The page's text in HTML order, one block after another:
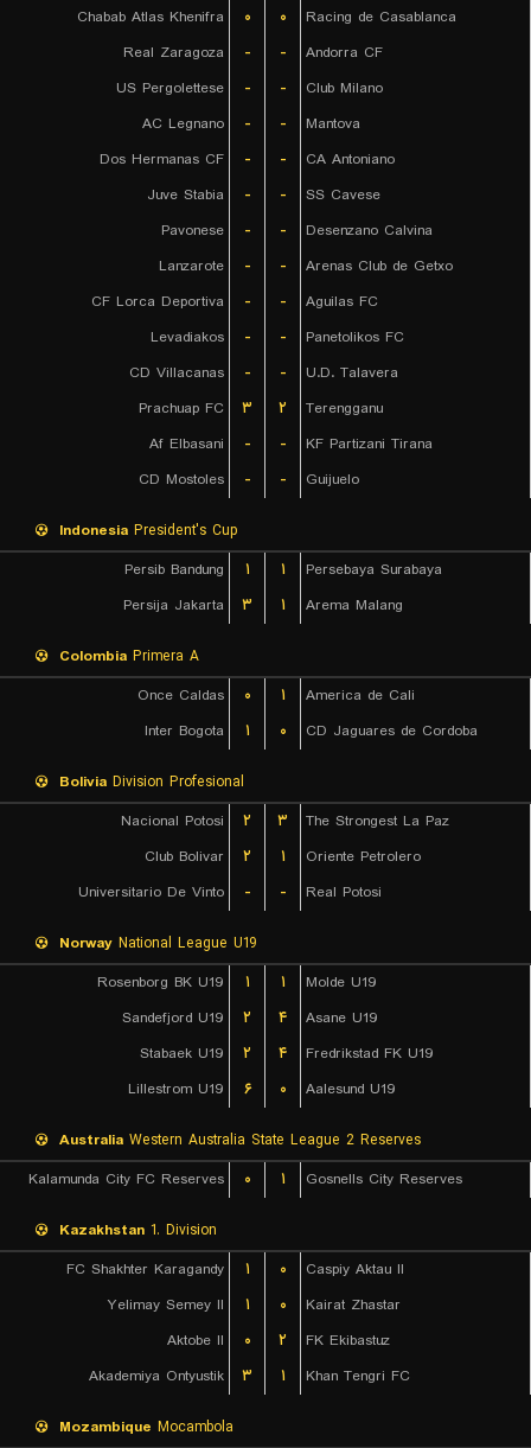
Chabab Atlas Khenifra ۰ ۰
Racing de Casablanca
Real Zaragoza
- -
Andorra CF
US Pergolettese
- -
Club Milano
AC Legnano
- -
Mantova
Dos Hermanas CF
- -
CA Antoniano
Juve Stabia
- -
SS Cavese
Pavonese
- -
Desenzano Calvina
Lanzarote
- -
Arenas Club de Getxo
CF Lorca Deportiva
- -
Aguilas FC
Levadiakos
- -
Panetolikos FC
CD Villacanas
- -
U.D. Talavera
Prachuap FC
۳ ۲
Terengganu
Af Elbasani
- -
KF Partizani Tirana
CD Mostoles
- - Guijuelo
Indonesia President's Cup
Persib Bandung
۱ ۱
Persebaya Surabaya
Persija Jakarta
۳ ۱ Arema Malang
Colombia Primera A
Once Caldas
۰ ۱
America de Cali
Inter Bogota
۱ ۰ CD Jaguares de Cordoba
Bolivia Division Profesional
Nacional Potosi
۲ ۳
The Strongest La Paz
Club Bolivar
۲ ۱
Oriente Petrolero
Universitario De Vinto
- - Real Potosi
Norway National League U19
Rosenborg BK U19
۱ ۱
Molde U19
Sandefjord U19
۲ ۴
Asane U19
Stabaek U19
۲ ۴
Fredrikstad FK U19
Lillestrom U19
۶ ۰ Aalesund U19
Australia Western Australia State League 2 Reserves
Kalamunda City FC Reserves
۰ ۱ Gosnells City Reserves
Kazakhstan 1. Division
FC Shakhter Karagandy
۱ ۰
Caspiy Aktau II
Yelimay Semey II
۱ ۰
Kairat Zhastar
Aktobe II
۰ ۲
FK Ekibastuz
Akademiya Ontyustik
۳ ۱ Khan Tengri FC
Mozambique Mocambola